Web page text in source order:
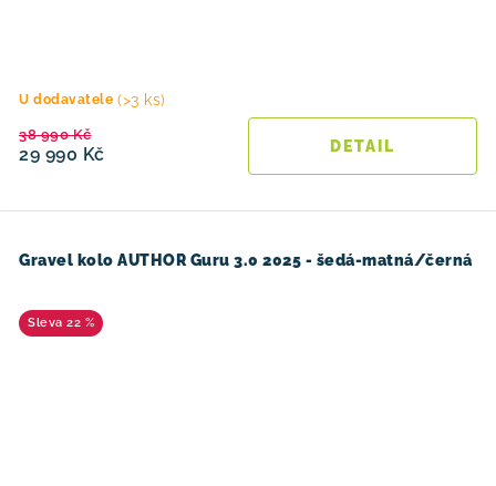
U dodavatele (>3 ks)
29 990 Kč
38 990 Kč
Gravel kolo AUTHOR Guru 3.0 2025 - šedá-matná/černá
22 %